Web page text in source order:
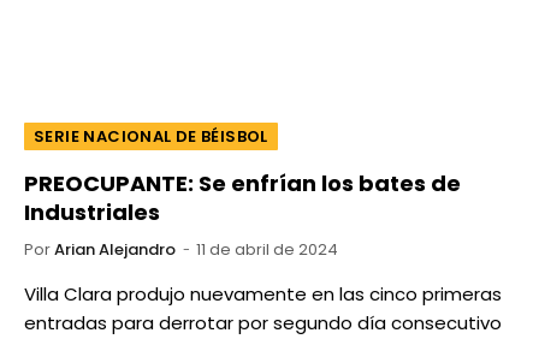
SERIE NACIONAL DE BÉISBOL
PREOCUPANTE: Se enfrían los bates de
Industriales
PorArian Alejandro 11 de abril de 2024
Villa Clara produjo nuevamente en las cinco primeras
entradas para derrotar por segundo día consecutivo